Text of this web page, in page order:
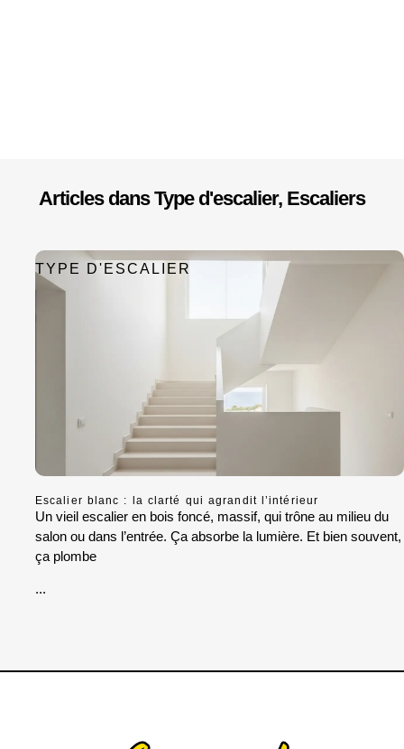
Articles dansType d'escalier, Escaliers
TYPE D'ESCALIER
Escalier blanc : la clarté qui agrandit l’intérieur
Un vieil escalier en bois foncé, massif, qui trône au milieu du
salon ou dans l’entrée. Ça absorbe la lumière. Et bien souvent,
ça plombe
...